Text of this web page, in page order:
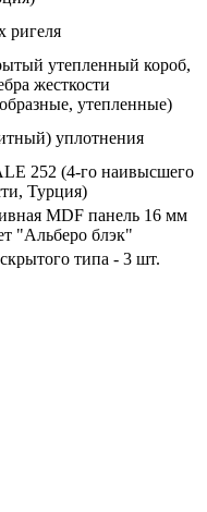
ригеля
утепленный короб,
жесткости
утепленные)
уплотнения
252 (4-го наивысшего
Турция)
MDF панель 16 мм
"Альберо блэк"
типа - 3 шт.